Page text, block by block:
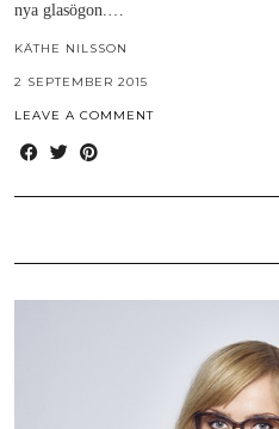
nya glasögon.…
KÄTHE NILSSON
2 SEPTEMBER 2015
LEAVE A COMMENT